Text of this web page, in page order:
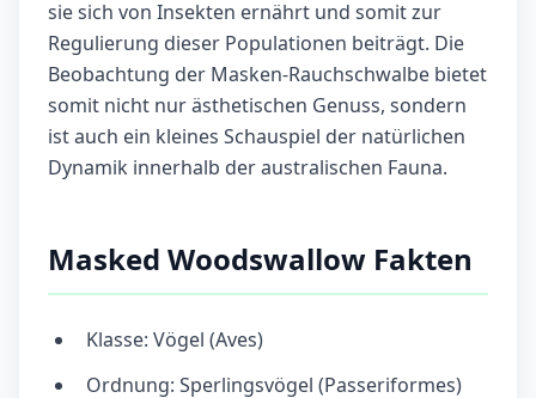
sie sich von Insekten ernährt und somit zur
Regulierung dieser Populationen beiträgt. Die
Beobachtung der Masken-Rauchschwalbe bietet
somit nicht nur ästhetischen Genuss, sondern
ist auch ein kleines Schauspiel der natürlichen
Dynamik innerhalb der australischen Fauna.
Masked Woodswallow Fakten
Klasse: Vögel (Aves)
Ordnung: Sperlingsvögel (Passeriformes)